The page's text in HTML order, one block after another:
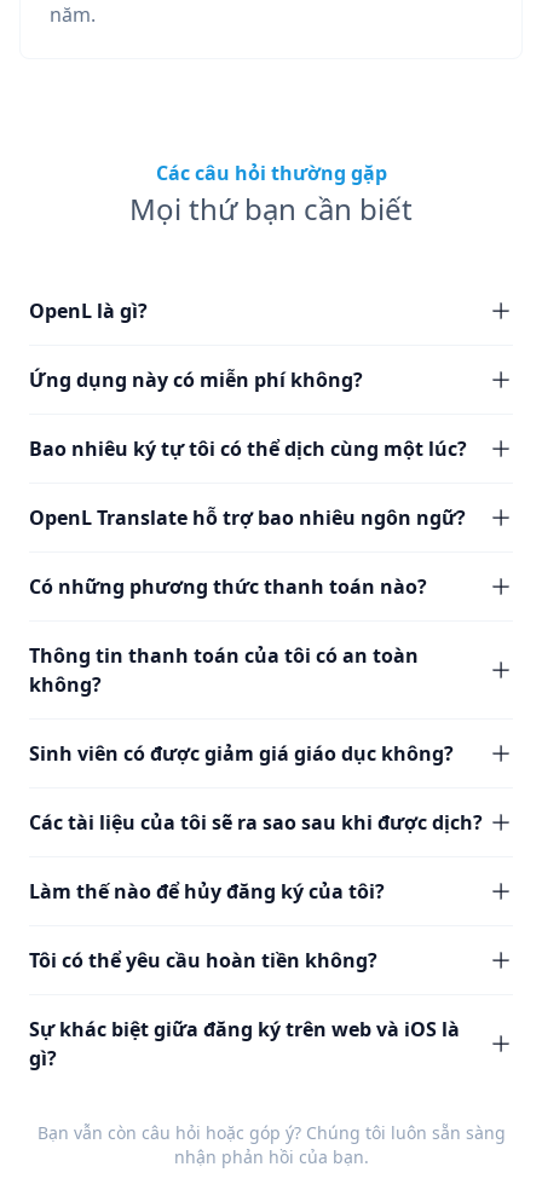
năm.
Các câu hỏi thường gặp
Mọi thứ bạn cần biết
OpenL là gì?
Ứng dụng này có miễn phí không?
Bao nhiêu ký tự tôi có thể dịch cùng một lúc?
OpenL Translate hỗ trợ bao nhiêu ngôn ngữ?
Có những phương thức thanh toán nào?
Thông tin thanh toán của tôi có an toàn
không?
Sinh viên có được giảm giá giáo dục không?
Các tài liệu của tôi sẽ ra sao sau khi được dịch?
Làm thế nào để hủy đăng ký của tôi?
Tôi có thể yêu cầu hoàn tiền không?
Sự khác biệt giữa đăng ký trên web và iOS là
gì?
Bạn vẫn còn câu hỏi hoặc góp ý? Chúng tôi luôn sẵn sàng
nhận phản hồi của bạn.